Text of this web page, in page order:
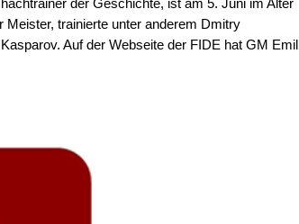
trainierte unter anderem Dmitry
Auf der Webseite der FIDE hat GM Emil